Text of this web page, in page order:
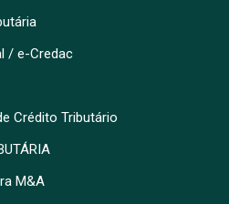
/ e-Credac
Crédito Tributário
M&A